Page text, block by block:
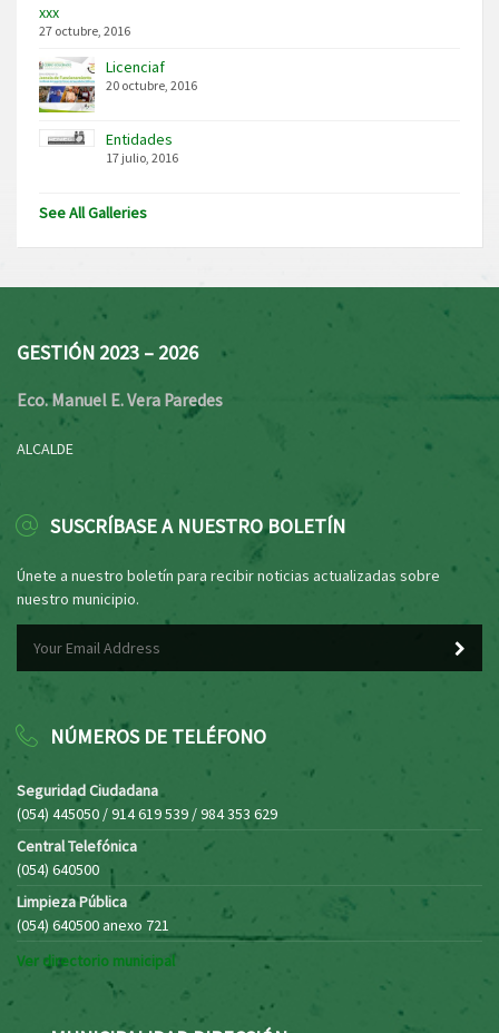
xxx
27 octubre, 2016
Licenciaf
20 octubre, 2016
Entidades
17 julio, 2016
See All Galleries
GESTIÓN 2023 – 2026
Eco. Manuel E. Vera Paredes
ALCALDE
SUSCRÍBASE A NUESTRO BOLETÍN
Únete a nuestro boletín para recibir noticias actualizadas sobre
nuestro municipio.
NÚMEROS DE TELÉFONO
Seguridad Ciudadana
(054) 445050 / 914 619 539 / 984 353 629
Central Telefónica
(054) 640500
Limpieza Pública
(054) 640500 anexo 721
Ver directorio municipal